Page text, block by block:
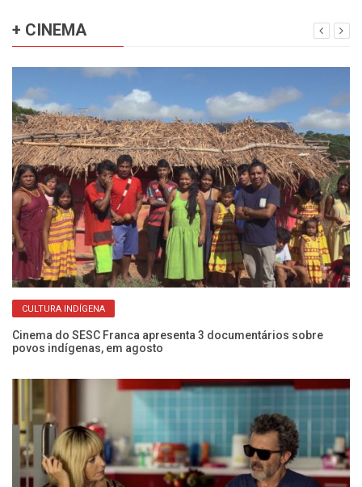
+ CINEMA
CULTURA INDÍGENA
Cinema do SESC Franca apresenta 3 documentários sobre
povos indígenas, em agosto